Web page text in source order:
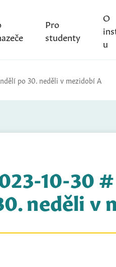
Pro
studenty
O
u
po 30. neděli v mezidobí A
10-30
neděli v